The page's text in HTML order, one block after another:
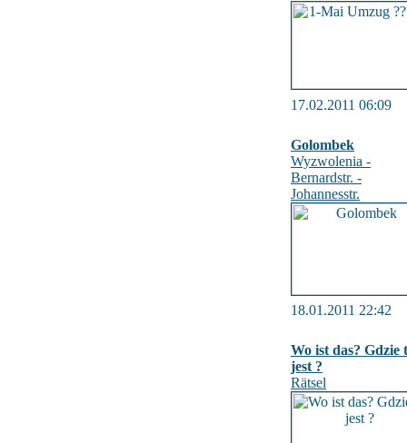
17.02.2011 06:09
Golombek
Wyzwolenia -
Bernardstr. -
Johannesstr.
18.01.2011 22:42
Wo ist das? Gdzie
jest ?
Rätsel